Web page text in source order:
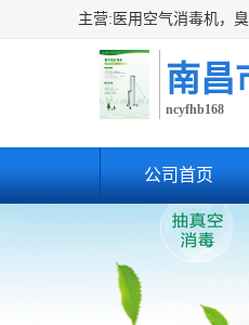
南昌
ncyfhb168
公司首页